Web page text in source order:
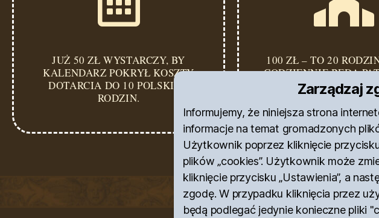
JUŻ 50 ZŁ WYSTARCZY, BY
KALENDARZ POKRYŁ KOSZTY
DOTARCIA DO 10 POLSKICH
RODZIN.
100 ZŁ – TO 20
CODZIENNIE BĘDĄ
WIZERUNEK MATKI
ŚWIĘTYCH
Zarządzaj
Informujemy, że niniejsza strona
informacje na temat gromadzonych
Użytkownik poprzez kliknięcie
plików „cookies”. Użytkownik może
kliknięcie przycisku „Ustawienia”, a
zgodę. W przypadku kliknięcia przez
będą podlegać jedynie konieczne pliki